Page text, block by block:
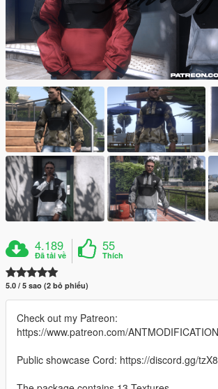
4.189
Đã tải về
55
Thích
5.0 / 5 sao (2 bỏ phiếu)
Check out my Patreon:
https://www.patreon.com/
Public showcase Cord: https://discord.gg/